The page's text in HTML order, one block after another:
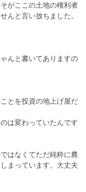
がここの土地の権利者
んと言い放ちました。
んと書いてありますの
とを投資の地上げ屋だ
は変わっていたんです
はなくてただ純粋に農
まっています。大丈夫